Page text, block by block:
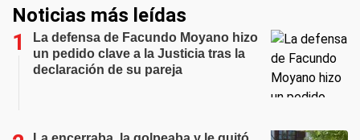
Noticias más leídas
La defensa de Facundo Moyano hizo
un pedido clave a la Justicia tras la
declaración de su pareja